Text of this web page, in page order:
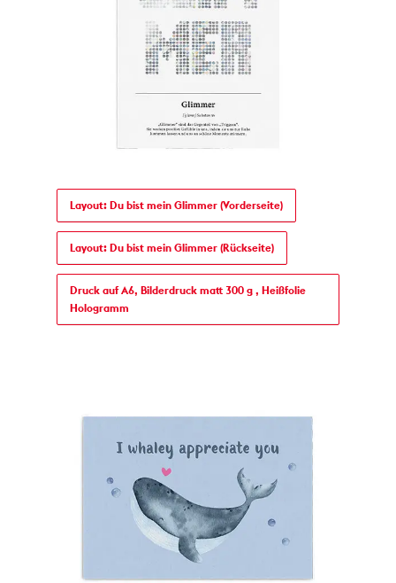
Layout: Du bist mein Glimmer (Vorderseite)
Layout: Du bist mein Glimmer (Rückseite)
Druck auf A6, Bilderdruck matt 300 g , Heißfolie
Hologramm